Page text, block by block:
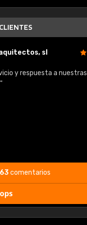
sl
y respuesta a nuestras
comentarios